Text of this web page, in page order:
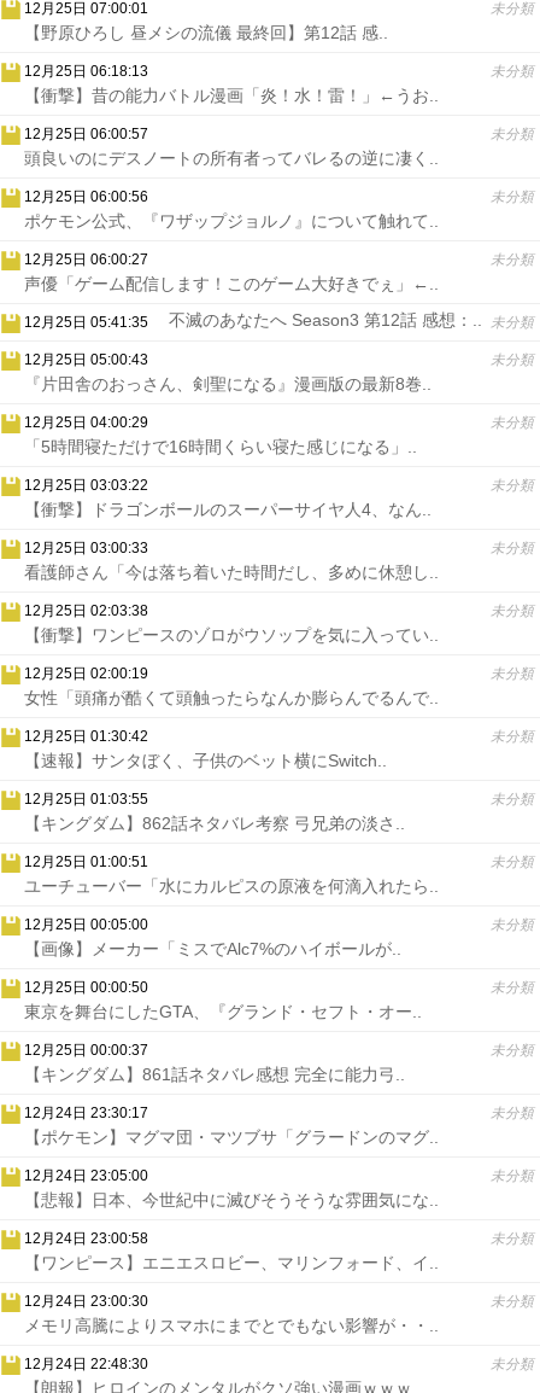
12月25日 07:00:01 未分類
【野原ひろし 昼メシの流儀 最終回】第12話 感..
12月25日 06:18:13 未分類
【衝撃】昔の能力バトル漫画「炎！水！雷！」←うお..
12月25日 06:00:57 未分類
頭良いのにデスノートの所有者ってバレるの逆に凄く..
12月25日 06:00:56 未分類
ポケモン公式、『ワザップジョルノ』について触れて..
12月25日 06:00:27 未分類
声優「ゲーム配信します！このゲーム大好きでぇ」←..
12月25日 05:41:35 未分類
不滅のあなたへ Season3 第12話 感想：..
12月25日 05:00:43 未分類
『片田舎のおっさん、剣聖になる』漫画版の最新8巻..
12月25日 04:00:29 未分類
「5時間寝ただけで16時間くらい寝た感じになる」..
12月25日 03:03:22 未分類
【衝撃】ドラゴンボールのスーパーサイヤ人4、なん..
12月25日 03:00:33 未分類
看護師さん「今は落ち着いた時間だし、多めに休憩し..
12月25日 02:03:38 未分類
【衝撃】ワンピースのゾロがウソップを気に入ってい..
12月25日 02:00:19 未分類
女性「頭痛が酷くて頭触ったらなんか膨らんでるんで..
12月25日 01:30:42 未分類
【速報】サンタぼく、子供のベット横にSwitch..
12月25日 01:03:55 未分類
【キングダム】862話ネタバレ考察 弓兄弟の淡さ..
12月25日 01:00:51 未分類
ユーチューバー「水にカルピスの原液を何滴入れたら..
12月25日 00:05:00 未分類
【画像】メーカー「ミスでAlc7%のハイボールが..
12月25日 00:00:50 未分類
東京を舞台にしたGTA、『グランド・セフト・オー..
12月25日 00:00:37 未分類
【キングダム】861話ネタバレ感想 完全に能力弓..
12月24日 23:30:17 未分類
【ポケモン】マグマ団・マツブサ「グラードンのマグ..
12月24日 23:05:00 未分類
【悲報】日本、今世紀中に滅びそうそうな雰囲気にな..
12月24日 23:00:58 未分類
【ワンピース】エニエスロビー、マリンフォード、イ..
12月24日 23:00:30 未分類
メモリ高騰によりスマホにまでとでもない影響が・・..
12月24日 22:48:30 未分類
【朗報】ヒロインのメンタルがクソ強い漫画ｗｗｗ..